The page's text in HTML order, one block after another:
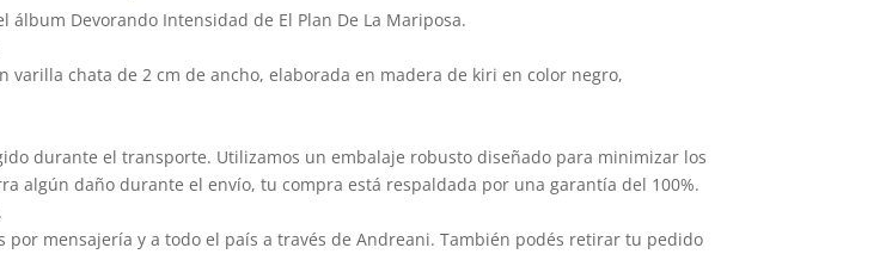
Devorando Intensidad de El Plan De La Mariposa.
chata de 2 cm de ancho, elaborada en madera de kiri en color negro,
durante el transporte. Utilizamos un embalaje robusto diseñado para minimizar los
algún daño durante el envío, tu compra está respaldada por una garantía del 100%.
por mensajería y a todo el país a través de Andreani. También podés retirar tu pedido